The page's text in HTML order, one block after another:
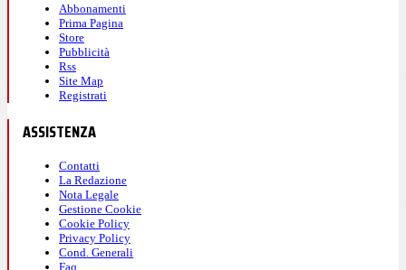
Abbonamenti
Prima Pagina
Store
Pubblicità
Rss
Site Map
Registrati
ASSISTENZA
Contatti
La Redazione
Nota Legale
Gestione Cookie
Cookie Policy
Privacy Policy
Cond. Generali
Faq